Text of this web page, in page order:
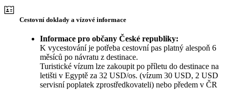
Cestovní doklady a vízové informace
Informace pro občany České republiky:
K vycestování je potřeba cestovní pas platný alespoň 6
měsíců po návratu z destinace.
Turistické vízum lze zakoupit po příletu do destinace na
letišti v Egyptě za 32 USD/os. (vízum 30 USD, 2 USD
servisní poplatek zprostředkovateli) nebo předem v ČR